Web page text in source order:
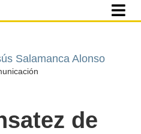
Salamanca Alonso
de